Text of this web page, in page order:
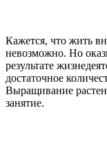
Кажется, что жить
невозможно. Но
результате
достаточное
Выращивание
занятие.